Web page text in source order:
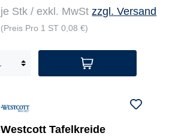
je Stk / exkl. MwStzzgl. Versand
(Preis Pro 1 ST 0,08 €)
Westcott Tafelkreide